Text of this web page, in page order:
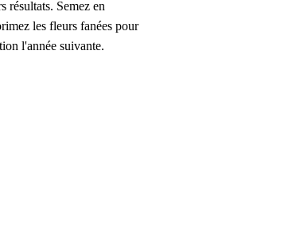
résultats. Semez en
les fleurs fanées pour
l'année suivante.